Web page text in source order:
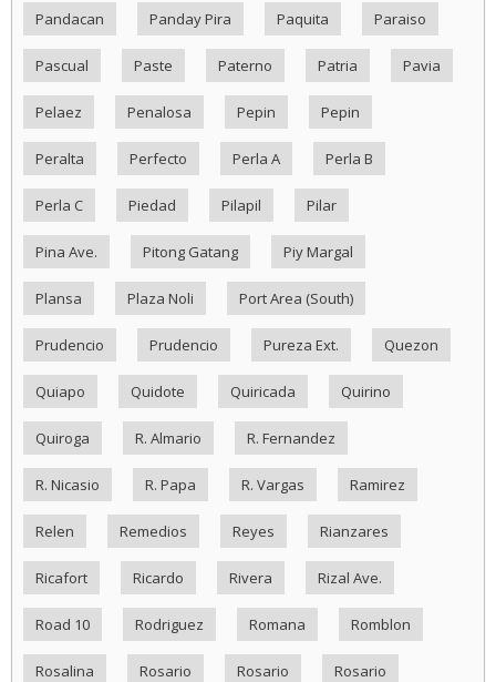
Pandacan Panday Pira Paquita Paraiso
Pascual Paste Paterno Patria Pavia
Pelaez Penalosa Pepin Pepin
Peralta Perfecto Perla A Perla B
Perla C Piedad Pilapil Pilar
Pina Ave. Pitong Gatang Piy Margal
Plansa Plaza Noli Port Area (South)
Prudencio Prudencio Pureza Ext. Quezon
Quiapo Quidote Quiricada Quirino
Quiroga R. Almario R. Fernandez
R. Nicasio R. Papa R. Vargas Ramirez
Relen Remedios Reyes Rianzares
Ricafort Ricardo Rivera Rizal Ave.
Road 10 Rodriguez Romana Romblon
Rosalina Rosario Rosario Rosario